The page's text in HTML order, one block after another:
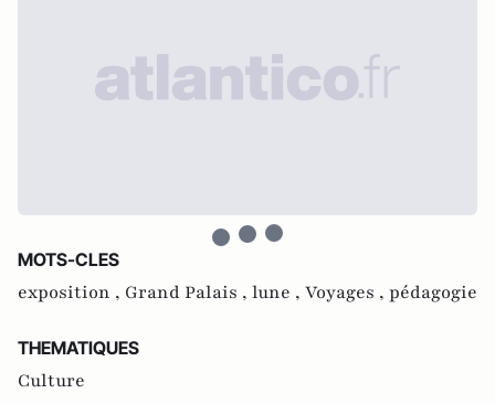
MOTS-CLES
exposition , Grand Palais , lune , Voyages , pédagogie
THEMATIQUES
Culture